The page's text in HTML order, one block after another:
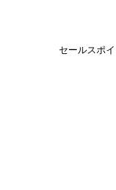
セールスポ